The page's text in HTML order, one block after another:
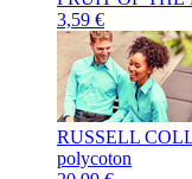
3,59 €
RUSSELL
polycoton